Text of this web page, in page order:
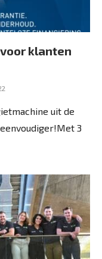
klanten
uit de
3